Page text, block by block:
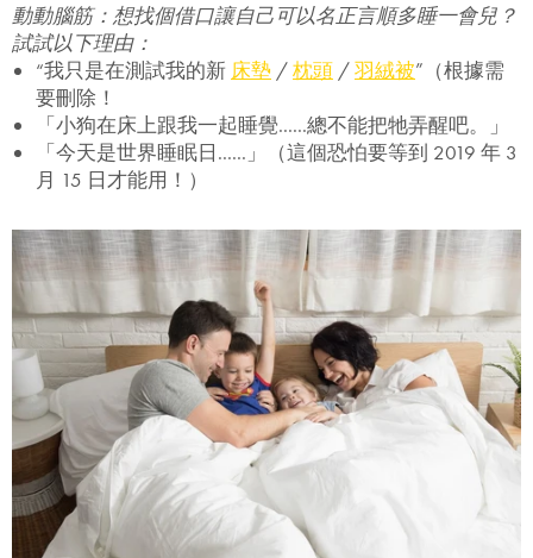
動動腦筋：想找個借口讓自己可以名正言順多睡一會兒？
試試以下理由：
“我只是在測試我的新 床墊 /枕頭 /羽絨被”（根據需
要刪除！
「小狗在床上跟我一起睡覺......總不能把牠弄醒吧。」
「今天是世界睡眠日......」（這個恐怕要等到 2019 年 3
月 15 日才能用！）